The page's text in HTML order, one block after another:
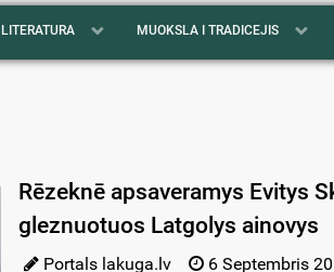
LITERATURA MUOKSLA I TRADICEJIS
Rēzeknē apsaveramys Evitys
gleznuotuos Latgolys ainovys
Portals lakuga.lv 6 Septembris